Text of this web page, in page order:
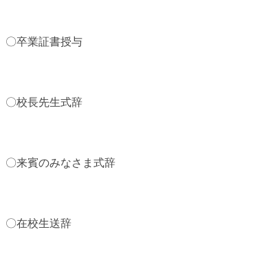
〇卒業証書授与
〇校長先生式辞
〇来賓のみなさま式辞
〇在校生送辞